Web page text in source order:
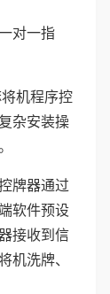
对一指
机程序控
杂安装操
牌器通过
软件预设
接收到信
机洗牌、